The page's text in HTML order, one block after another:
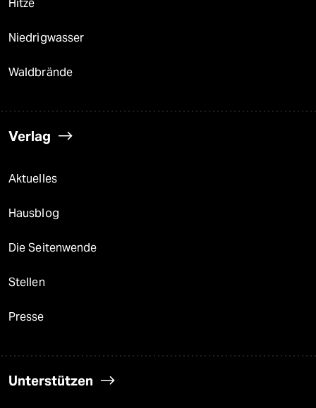
Hitze
Niedrigwasser
Waldbrände
Verlag
Aktuelles
Hausblog
Die Seitenwende
Stellen
Presse
Unterstützen